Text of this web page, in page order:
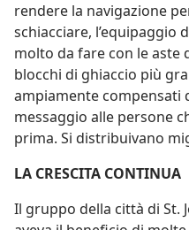
rendere la navigazione
schiacciare, l’equipaggio
molto da fare con le aste
blocchi di ghiaccio più
ampiamente compensati
messaggio alle persone
prima. Si distribuivano
LA CRESCITA CONTINUA
Il gruppo della città di St.